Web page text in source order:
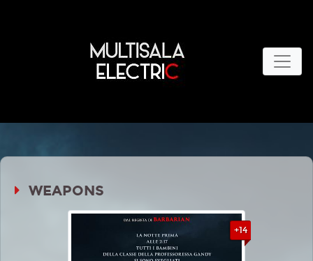
WEAPONS
+14